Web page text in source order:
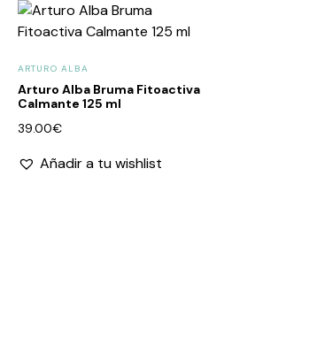
ARTURO ALBA
Arturo Alba Bruma Fitoactiva
Calmante 125 ml
39.00€
Añadir a tu wishlist